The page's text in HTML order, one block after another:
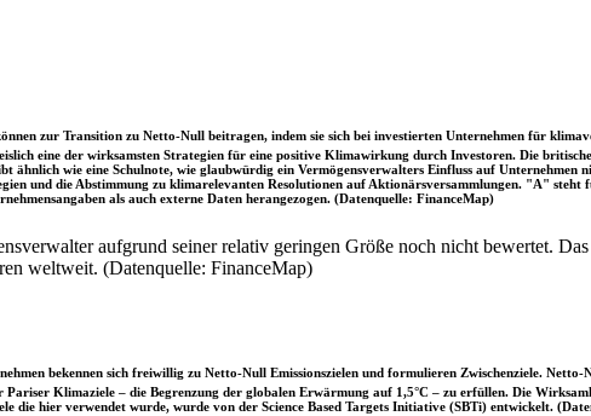
zur Transition zu Netto-Null beitragen, indem sie sich bei investierten Unternehmen für
eine der wirksamsten Strategien für eine positive Klimawirkung durch Investoren. Die
ähnlich wie eine Schulnote, wie glaubwürdig ein Vermögensverwalters Einfluss auf
und die Abstimmung zu klimarelevanten Resolutionen auf Aktionärsversammlungen. "A"
als auch externe Daten herangezogen. (Datenquelle: FinanceMap)
aufgrund seiner relativ geringen Größe noch nicht bewertet.
weltweit. (Datenquelle: FinanceMap)
bekennen sich freiwillig zu Netto-Null Emissionszielen und formulieren Zwischenziele.
Klimaziele – die Begrenzung der globalen Erwärmung auf 1,5°C – zu erfüllen. Die
die hier verwendet wurde, wurde von der Science Based Targets Initiative (SBTi) entwickelt.